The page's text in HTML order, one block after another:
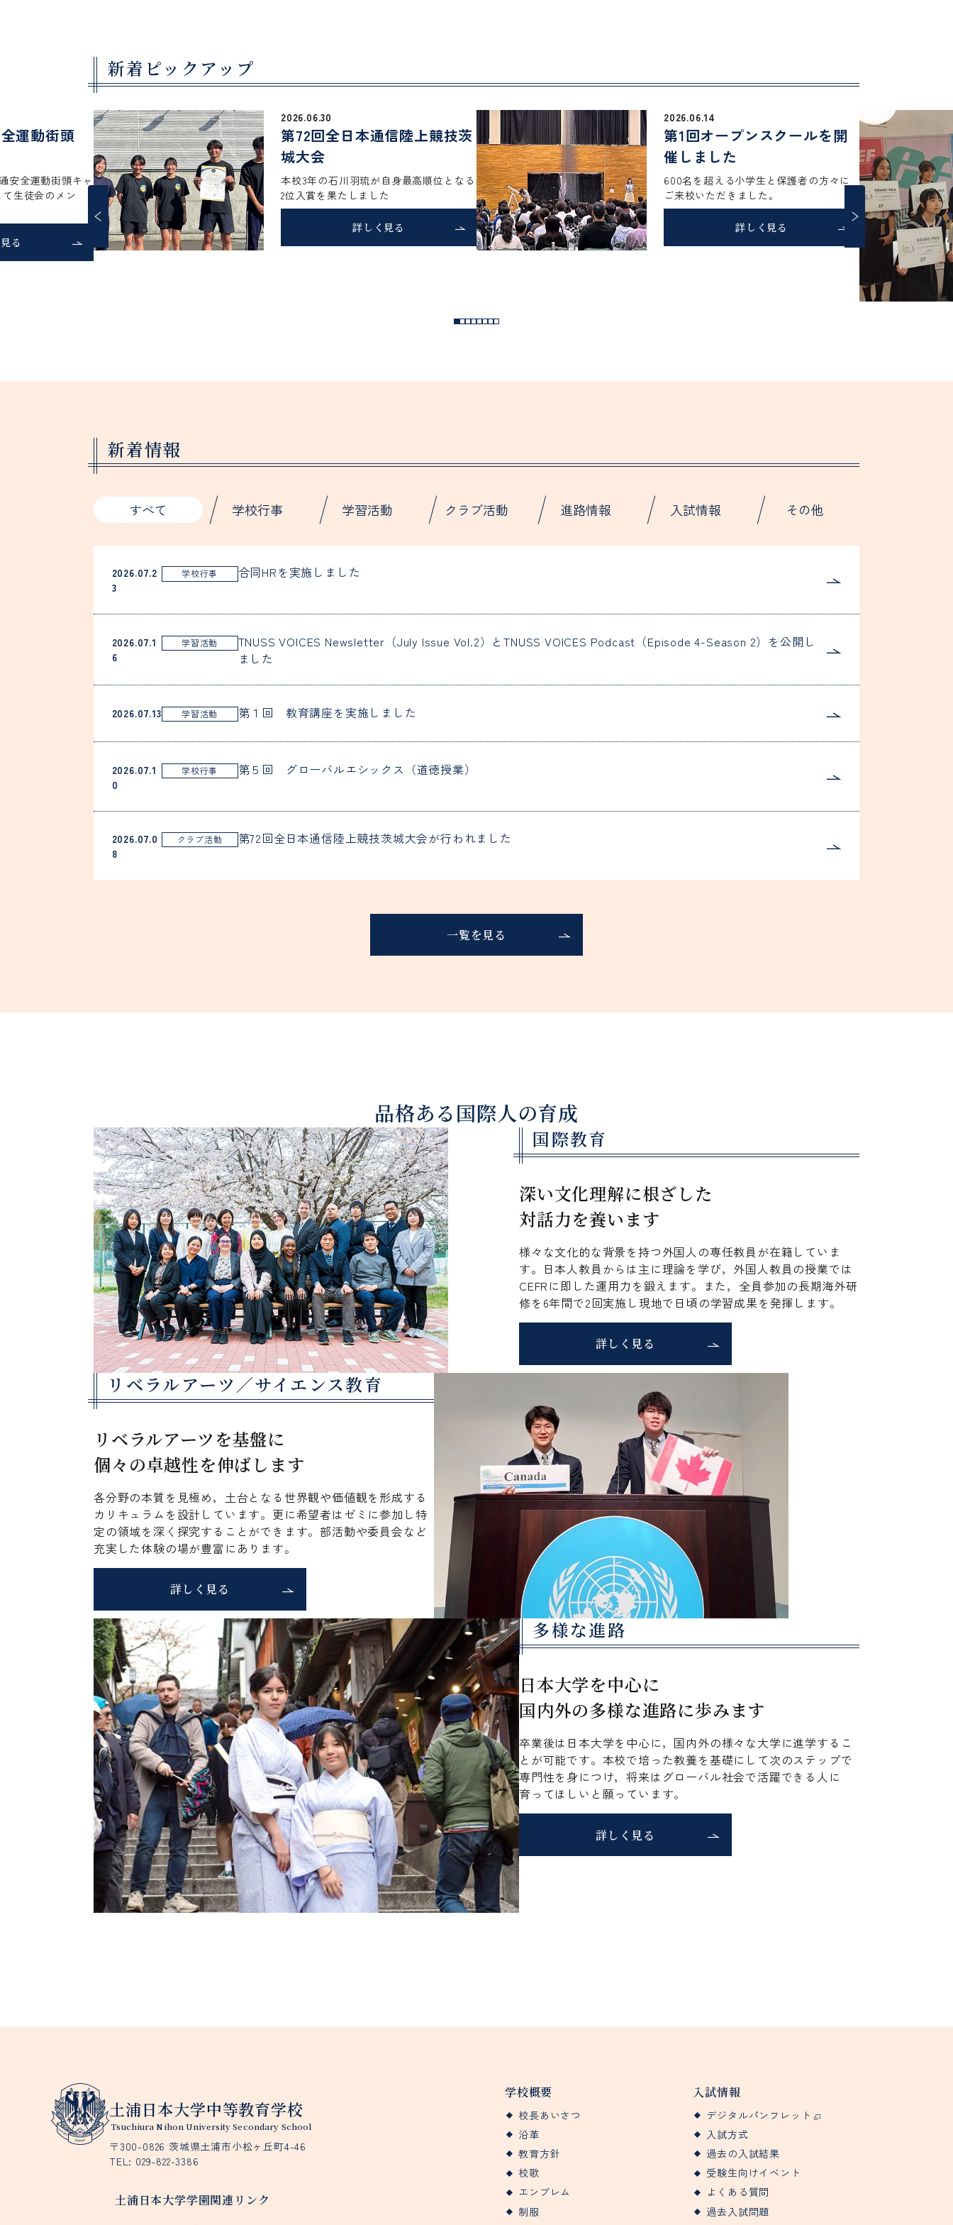
新着ピックアップ
第72回全日本通信陸上競技茨
城大会
2026.06.30
本校3年の石川羽琉が自身最高順位となる
2位入賞を果たしました
詳しく見る
第1回オープンスクールを開
催しました
2026.06.14
600名を超える小学生と保護者の方々に
ご来校いただきました。
詳しく見る
新着情報
すべて 学校行事 学習活動 クラブ活動 進路情報 入試情報 その他
2026.07.2
3
学校行事 合同HRを実施しました
2026.07.1
6
学習活動
TNUSS VOICES Newsletter（July Issue Vol.2）とTNUSS VOICES Podcast（Episode 4-Season 2）を公開し
ました
2026.07.13 学習活動 第１回 教育講座を実施しました
2026.07.1
0
学校行事 第５回 グローバルエシックス（道徳授業）
2026.07.0
8
クラブ活動 第72回全日本通信陸上競技茨城大会が行われました
一覧を見る
品格ある国際人の育成
国際教育
深い文化理解に根ざした
対話力を養います
様々な文化的な背景を持つ外国人の専任教員が在籍していま
す。日本人教員からは主に理論を学び，外国人教員の授業では
CEFRに即した運用力を鍛えます。また，全員参加の長期海外研
修を6年間で2回実施し現地で日頃の学習成果を発揮します。
詳しく見る
リベラルアーツ／サイエンス教育
リベラルアーツを基盤に
個々の卓越性を伸ばします
各分野の本質を見極め，土台となる世界観や価値観を形成する
カリキュラムを設計しています。更に希望者はゼミに参加し特
定の領域を深く探究することができます。部活動や委員会など
充実した体験の場が豊富にあります。
詳しく見る
多様な進路
日本大学を中心に
国内外の多様な進路に歩みます
卒業後は日本大学を中心に，国内外の様々な大学に進学するこ
とが可能です。本校で培った教養を基礎にして次のステップで
専門性を身につけ，将来はグローバル社会で活躍できる人に
育ってほしいと願っています。
詳しく見る
土浦日本大学中等教育学校
Tsuchiura Nihon University Secondary School
〒300-0826 茨城県土浦市小松ヶ丘町4-46
TEL: 029-822-3386
学校概要
校長あいさつ
沿革
教育方針
校歌
エンブレム
制服
入試情報
デジタルパンフレット
入試方式
過去の入試結果
受験生向けイベント
よくある質問
過去入試問題
土浦日本大学学園関連リンク